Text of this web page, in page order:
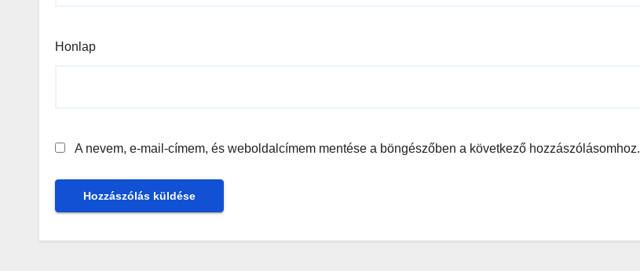
Honlap
A nevem, e-mail-címem, és weboldalcímem mentése a böngészőben a következő hozzászólásomhoz.